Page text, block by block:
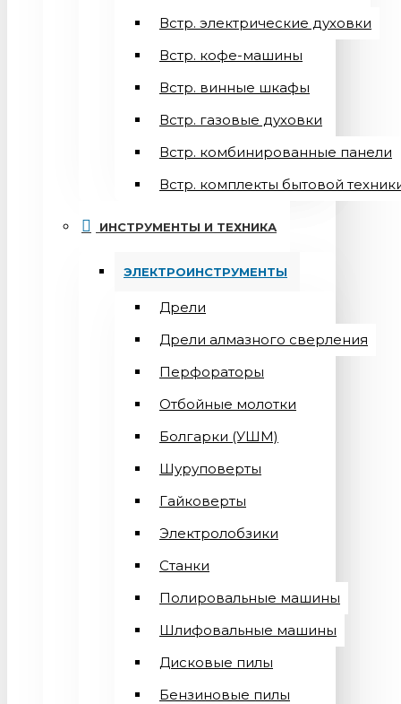
Встр. электрические духовки
Встр. кофе-машины
Встр. винные шкафы
Встр. газовые духовки
Встр. комбинированные панели
Встр. комплекты бытовой
ИНСТРУМЕНТЫ И ТЕХНИКА
ЭЛЕКТРОИНСТРУМЕНТЫ
Дрели
Дрели алмазного сверления
Перфораторы
Отбойные молотки
Болгарки (УШМ)
Шуруповерты
Гайковерты
Электролобзики
Станки
Полировальные машины
Шлифовальные машины
Дисковые пилы
Бензиновые пилы